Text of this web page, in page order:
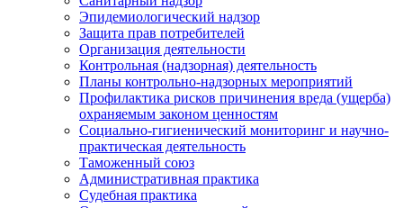
Эпидемиологический надзор
Защита прав потребителей
Организация деятельности
Контрольная (надзорная) деятельность
Планы контрольно-надзорных мероприятий
Профилактика рисков причинения вреда (ущерба)
охраняемым законом ценностям
Социально-гигиенический мониторинг и научно-
практическая деятельность
Таможенный союз
Административная практика
Судебная практика